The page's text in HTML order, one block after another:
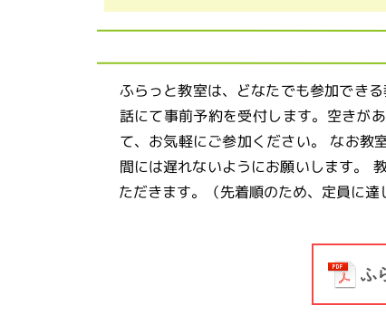
ふらっと教室は、どなたでも参加でき
話にて事前予約を受付します。空きが
て、お気軽にご参加ください。 なお教
間には遅れないようにお願いします。
ただきます。（先着順のため、定員に
ふ